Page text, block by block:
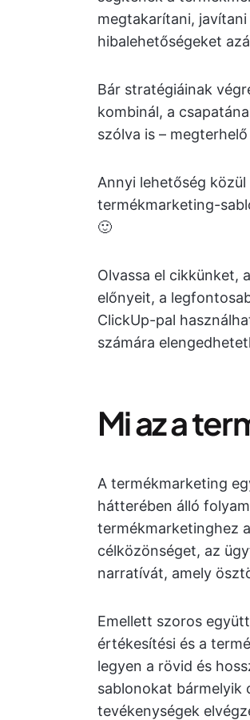
megtakarítani,
hibalehetőségeket
Bár stratégiáinak
kombinál, a
szólva is –
Annyi lehetőség
termékmarketing-
🙂
Olvassa el cikkünket,
előnyeit, a
ClickUp-pal
számára
Mi az a
A termékmarketing
hátterében álló
termékmarketinghez
célközönséget, az
narratívát, amely
Emellett szoros
értékesítési és a
legyen a rövid és
sablonokat bármelyik
tevékenységek